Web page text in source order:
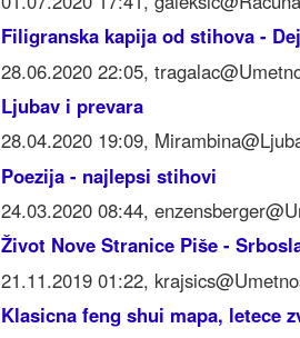
Filigranska kapija od stihova -
28.06.2020 22:05,
Ljubav i prevara
28.04.2020 19:09,
Poezija - najlepsi stihovi
24.03.2020 08:44,
Život Nove Stranice Piše -
21.11.2019 01:22,
Klasicna feng shui mapa, letece